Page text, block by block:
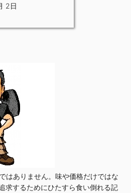
2日
はありません。味や価格だけではな
求するためにひたすら食い倒れる記